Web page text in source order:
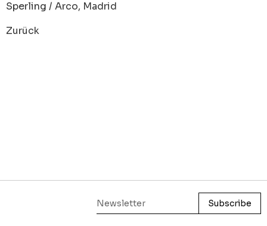
Sperling / Arco, Madrid
Zurück